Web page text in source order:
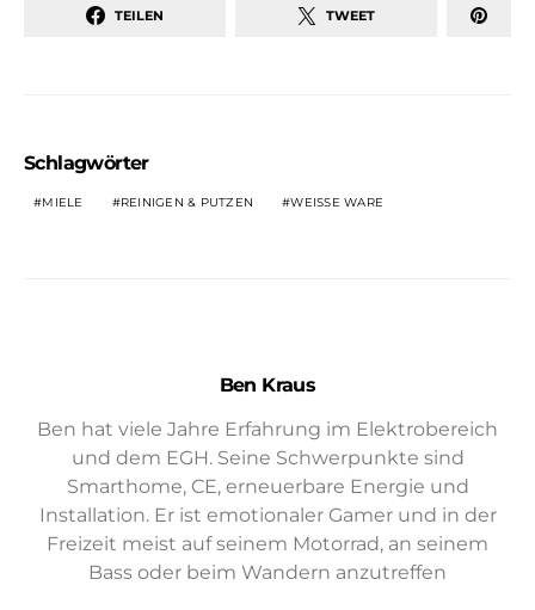
TEILEN TWEET
Schlagwörter
MIELE REINIGEN & PUTZEN WEISSE WARE
Ben Kraus
Ben hat viele Jahre Erfahrung im Elektrobereich
und dem EGH. Seine Schwerpunkte sind
Smarthome, CE, erneuerbare Energie und
Installation. Er ist emotionaler Gamer und in der
Freizeit meist auf seinem Motorrad, an seinem
Bass oder beim Wandern anzutreffen